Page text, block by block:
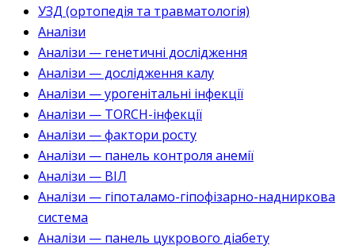
УЗД (ортопедія та травматологія)
Аналізи
Аналізи — генетичні дослідження
Аналізи — дослідження калу
Аналізи — урогенітальні інфекції
Аналізи — TORCH-інфекції
Аналізи — фактори росту
Аналізи — панель контроля анемії
Аналізи — ВІЛ
Аналізи — гіпоталамо-гіпофізарно-надниркова
система
Аналізи — панель цукрового діабету